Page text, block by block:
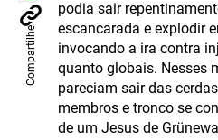
Compartilhe
podia sair
escancarada e explodir
invocando a ira contra
quanto globais. Nesses
pareciam sair das
membros e tronco se
de um Jesus de